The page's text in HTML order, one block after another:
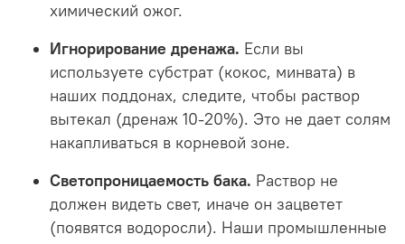
химический ожог.
Игнорирование дренажа. Если вы
используете субстрат (кокос, минвата) в
наших поддонах, следите, чтобы раствор
вытекал (дренаж 10-20%). Это не дает солям
накапливаться в корневой зоне.
Светопроницаемость бака. Раствор не
должен видеть свет, иначе он зацветет
(появятся водоросли). Наши промышленные